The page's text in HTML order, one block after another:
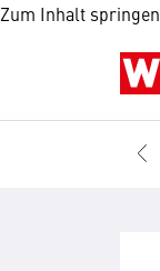
Zum Inhalt springen